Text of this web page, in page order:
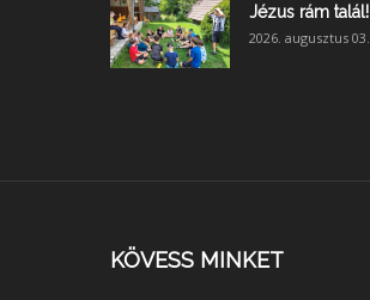
Jézus rám talál!
2026. augusztus 03.
KÖVESS MINKET